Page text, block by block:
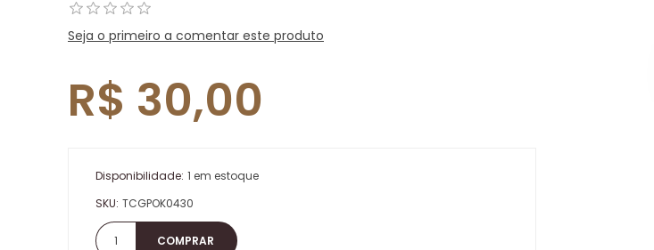
Seja o primeiro a comentar este produto
R$ 30,00
Disponibilidade: 1 em estoque
SKU: TCGPOK0430